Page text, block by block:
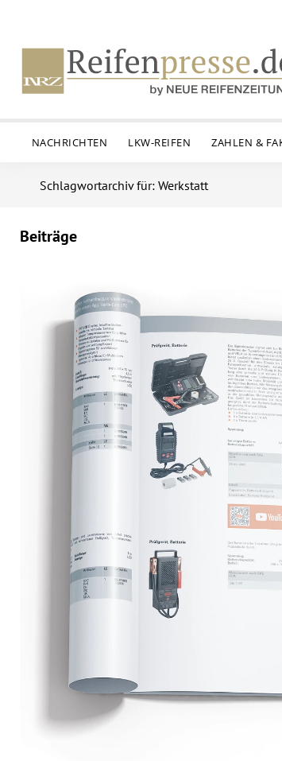
NACHRICHTEN LKW-REIFEN ZAHLEN &
Schlagwortarchiv für: Werkstatt
Beiträge